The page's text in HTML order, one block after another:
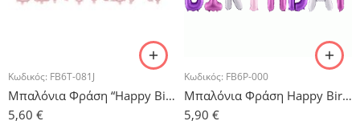
Κωδικός: FB6T-081J
Μπαλόνια Φράση “Happy Birthday” Ροζ – 13 τμχ.
5,60 €
Κωδικός: FB6P-000
Μπαλόνια Φράση Happy Birthday Παστέλ Λιλά – 13 τμχ.
5,90 €